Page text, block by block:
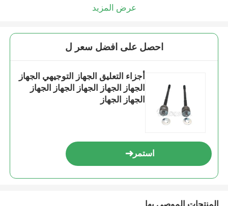
عرض المزيد
احصل على افضل سعر ل
أجزاء التعليق الجهاز التوجيهي الجهاز
الجهاز الجهاز الجهاز الجهاز الجهاز
الجهاز الجهاز
استمر
المنتجات الموصى بها